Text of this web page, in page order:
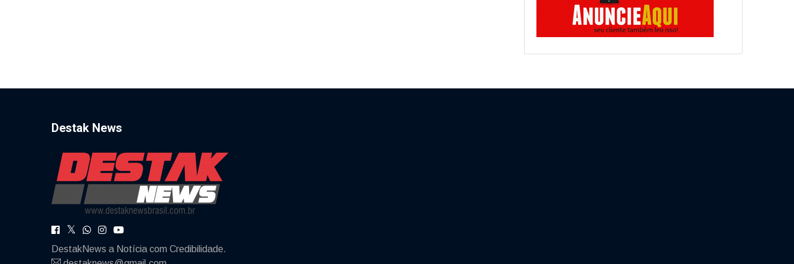
Destak News
DestakNews a Notícia com Credibilidade.